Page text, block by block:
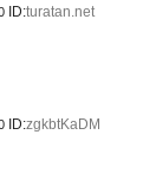
ID:turatan.net
ID:zgkbtKaDM